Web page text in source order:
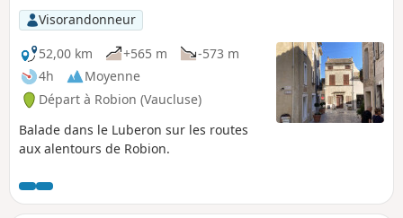
Visorandonneur
52,00 km
+565 m
-573 m
4h
Moyenne
Départ à Robion (Vaucluse)
Balade dans le Luberon sur les routes
aux alentours de Robion.